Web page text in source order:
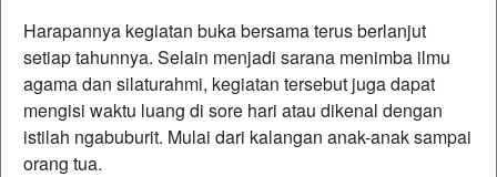
Harapannya kegiatan buka bersama terus berlanjut
setiap tahunnya. Selain menjadi sarana menimba ilmu
agama dan silaturahmi, kegiatan tersebut juga dapat
mengisi waktu luang di sore hari atau dikenal dengan
istilah ngabuburit. Mulai dari kalangan anak-anak sampai
orang tua.